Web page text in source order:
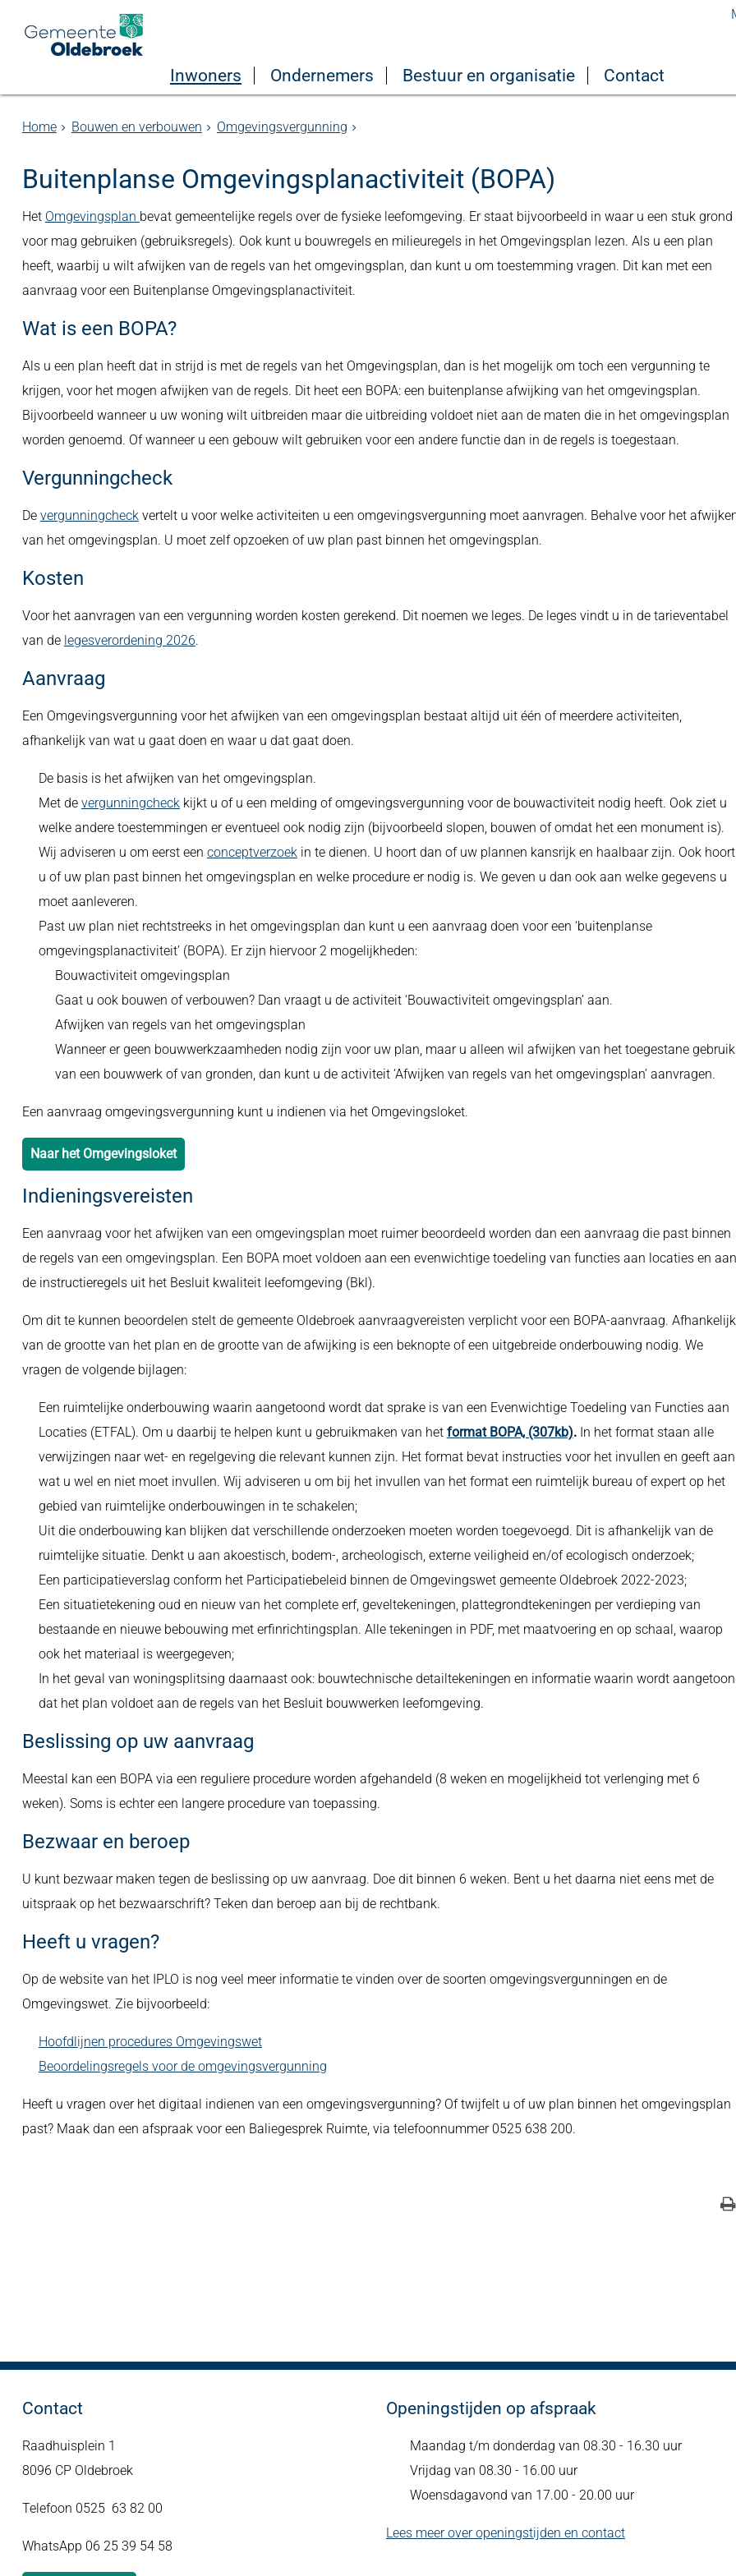
Inwoners Ondernemers Bestuur en organisatie Contact
Home Bouwen en verbouwen Omgevingsvergunning
Buitenplanse Omgevingsplanactiviteit (BOPA)
Het Omgevingsplan bevat gemeentelijke regels over de fysieke leefomgeving. Er staat bijvoorbeeld in waar u een stuk grond
voor mag gebruiken (gebruiksregels). Ook kunt u bouwregels en milieuregels in het Omgevingsplan lezen. Als u een plan
heeft, waarbij u wilt afwijken van de regels van het omgevingsplan, dan kunt u om toestemming vragen. Dit kan met een
aanvraag voor een Buitenplanse Omgevingsplanactiviteit.
Wat is een BOPA?
Als u een plan heeft dat in strijd is met de regels van het Omgevingsplan, dan is het mogelijk om toch een vergunning te
krijgen, voor het mogen afwijken van de regels. Dit heet een BOPA: een buitenplanse afwijking van het omgevingsplan.
Bijvoorbeeld wanneer u uw woning wilt uitbreiden maar die uitbreiding voldoet niet aan de maten die in het omgevingsplan
worden genoemd. Of wanneer u een gebouw wilt gebruiken voor een andere functie dan in de regels is toegestaan.
Vergunningcheck
De vergunningcheckvertelt u voor welke activiteiten u een omgevingsvergunning moet aanvragen. Behalve voor het
van het omgevingsplan. U moet zelf opzoeken of uw plan past binnen het omgevingsplan.
Kosten
Voor het aanvragen van een vergunning worden kosten gerekend. Dit noemen we leges. De leges vindt u in de tarieventabel
van de legesverordening 2026.
Aanvraag
Een Omgevingsvergunning voor het afwijken van een omgevingsplan bestaat altijd uit één of meerdere activiteiten,
afhankelijk van wat u gaat doen en waar u dat gaat doen.
De basis is het afwijken van het omgevingsplan.
Met de vergunningcheckkijkt u of u een melding of omgevingsvergunning voor de bouwactiviteit nodig heeft. Ook ziet u
welke andere toestemmingen er eventueel ook nodig zijn (bijvoorbeeld slopen, bouwen of omdat het een monument is).
Wij adviseren u om eerst een conceptverzoekin te dienen. U hoort dan of uw plannen kansrijk en haalbaar zijn. Ook hoort
u of uw plan past binnen het omgevingsplan en welke procedure er nodig is. We geven u dan ook aan welke gegevens u
moet aanleveren.
Past uw plan niet rechtstreeks in het omgevingsplan dan kunt u een aanvraag doen voor een ‘buitenplanse
omgevingsplanactiviteit’ (BOPA). Er zijn hiervoor 2 mogelijkheden:
Bouwactiviteit omgevingsplan
Gaat u ook bouwen of verbouwen? Dan vraagt u de activiteit ‘Bouwactiviteit omgevingsplan’ aan.
Afwijken van regels van het omgevingsplan
Wanneer er geen bouwwerkzaamheden nodig zijn voor uw plan, maar u alleen wil afwijken van het toegestane gebruik
van een bouwwerk of van gronden, dan kunt u de activiteit ‘Afwijken van regels van het omgevingsplan’ aanvragen.
Een aanvraag omgevingsvergunning kunt u indienen via het Omgevingsloket.
Naar het Omgevingsloket
Indieningsvereisten
Een aanvraag voor het afwijken van een omgevingsplan moet ruimer beoordeeld worden dan een aanvraag die past binnen
de regels van een omgevingsplan. Een BOPA moet voldoen aan een evenwichtige toedeling van functies aan locaties en aan
de instructieregels uit het Besluit kwaliteit leefomgeving (Bkl).
Om dit te kunnen beoordelen stelt de gemeente Oldebroek aanvraagvereisten verplicht voor een BOPA-aanvraag. Afhankelijk
van de grootte van het plan en de grootte van de afwijking is een beknopte of een uitgebreide onderbouwing nodig. We
vragen de volgende bijlagen:
Een ruimtelijke onderbouwing waarin aangetoond wordt dat sprake is van een Evenwichtige Toedeling van Functies aan
Locaties (ETFAL). Om u daarbij te helpen kunt u gebruikmaken van het format BOPA, (307kb). In het format staan alle
verwijzingen naar wet- en regelgeving die relevant kunnen zijn. Het format bevat instructies voor het invullen en geeft aan
wat u wel en niet moet invullen. Wij adviseren u om bij het invullen van het format een ruimtelijk bureau of expert op het
gebied van ruimtelijke onderbouwingen in te schakelen;
Uit die onderbouwing kan blijken dat verschillende onderzoeken moeten worden toegevoegd. Dit is afhankelijk van de
ruimtelijke situatie. Denkt u aan akoestisch, bodem-, archeologisch, externe veiligheid en/of ecologisch onderzoek;
Een participatieverslag conform het Participatiebeleid binnen de Omgevingswet gemeente Oldebroek 2022-2023;
Een situatietekening oud en nieuw van het complete erf, geveltekeningen, plattegrondtekeningen per verdieping van
bestaande en nieuwe bebouwing met erfinrichtingsplan. Alle tekeningen in PDF, met maatvoering en op schaal, waarop
ook het materiaal is weergegeven;
In het geval van woningsplitsing daarnaast ook: bouwtechnische detailtekeningen en informatie waarin wordt
dat het plan voldoet aan de regels van het Besluit bouwwerken leefomgeving.
Beslissing op uw aanvraag
Meestal kan een BOPA via een reguliere procedure worden afgehandeld (8 weken en mogelijkheid tot verlenging met 6
weken). Soms is echter een langere procedure van toepassing.
Bezwaar en beroep
U kunt bezwaar maken tegen de beslissing op uw aanvraag. Doe dit binnen 6 weken. Bent u het daarna niet eens met de
uitspraak op het bezwaarschrift? Teken dan beroep aan bij de rechtbank.
Heeft u vragen?
Op de website van het IPLO is nog veel meer informatie te vinden over de soorten omgevingsvergunningen en de
Omgevingswet. Zie bijvoorbeeld:
Hoofdlijnen procedures Omgevingswet
Beoordelingsregels voor de omgevingsvergunning
Heeft u vragen over het digitaal indienen van een omgevingsvergunning? Of twijfelt u of uw plan binnen het omgevingsplan
past? Maak dan een afspraak voor een Baliegesprek Ruimte, via telefoonnummer 0525 638 200.
Contact
Raadhuisplein 1
8096 CP Oldebroek
Telefoon 0525 63 82 00
WhatsApp 06 25 39 54 58
Openingstijden op afspraak
Maandag t/m donderdag van 08.30 - 16.30 uur
Vrijdag van 08.30 - 16.00 uur
Woensdagavond van 17.00 - 20.00 uur
Lees meer over openingstijden en contact